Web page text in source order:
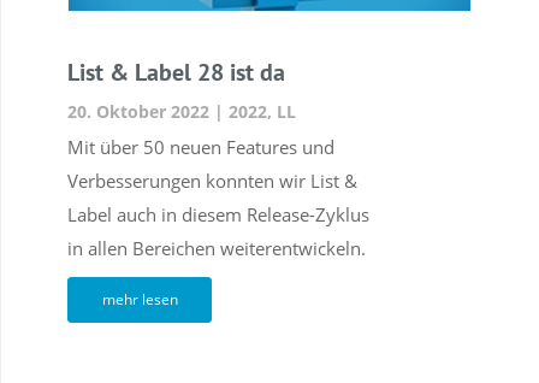
List & Label 28 ist da
20. Oktober 2022 | 2022, LL
Mit über 50 neuen Features und
Verbesserungen konnten wir List &
Label auch in diesem Release-Zyklus
in allen Bereichen weiterentwickeln.
mehr lesen